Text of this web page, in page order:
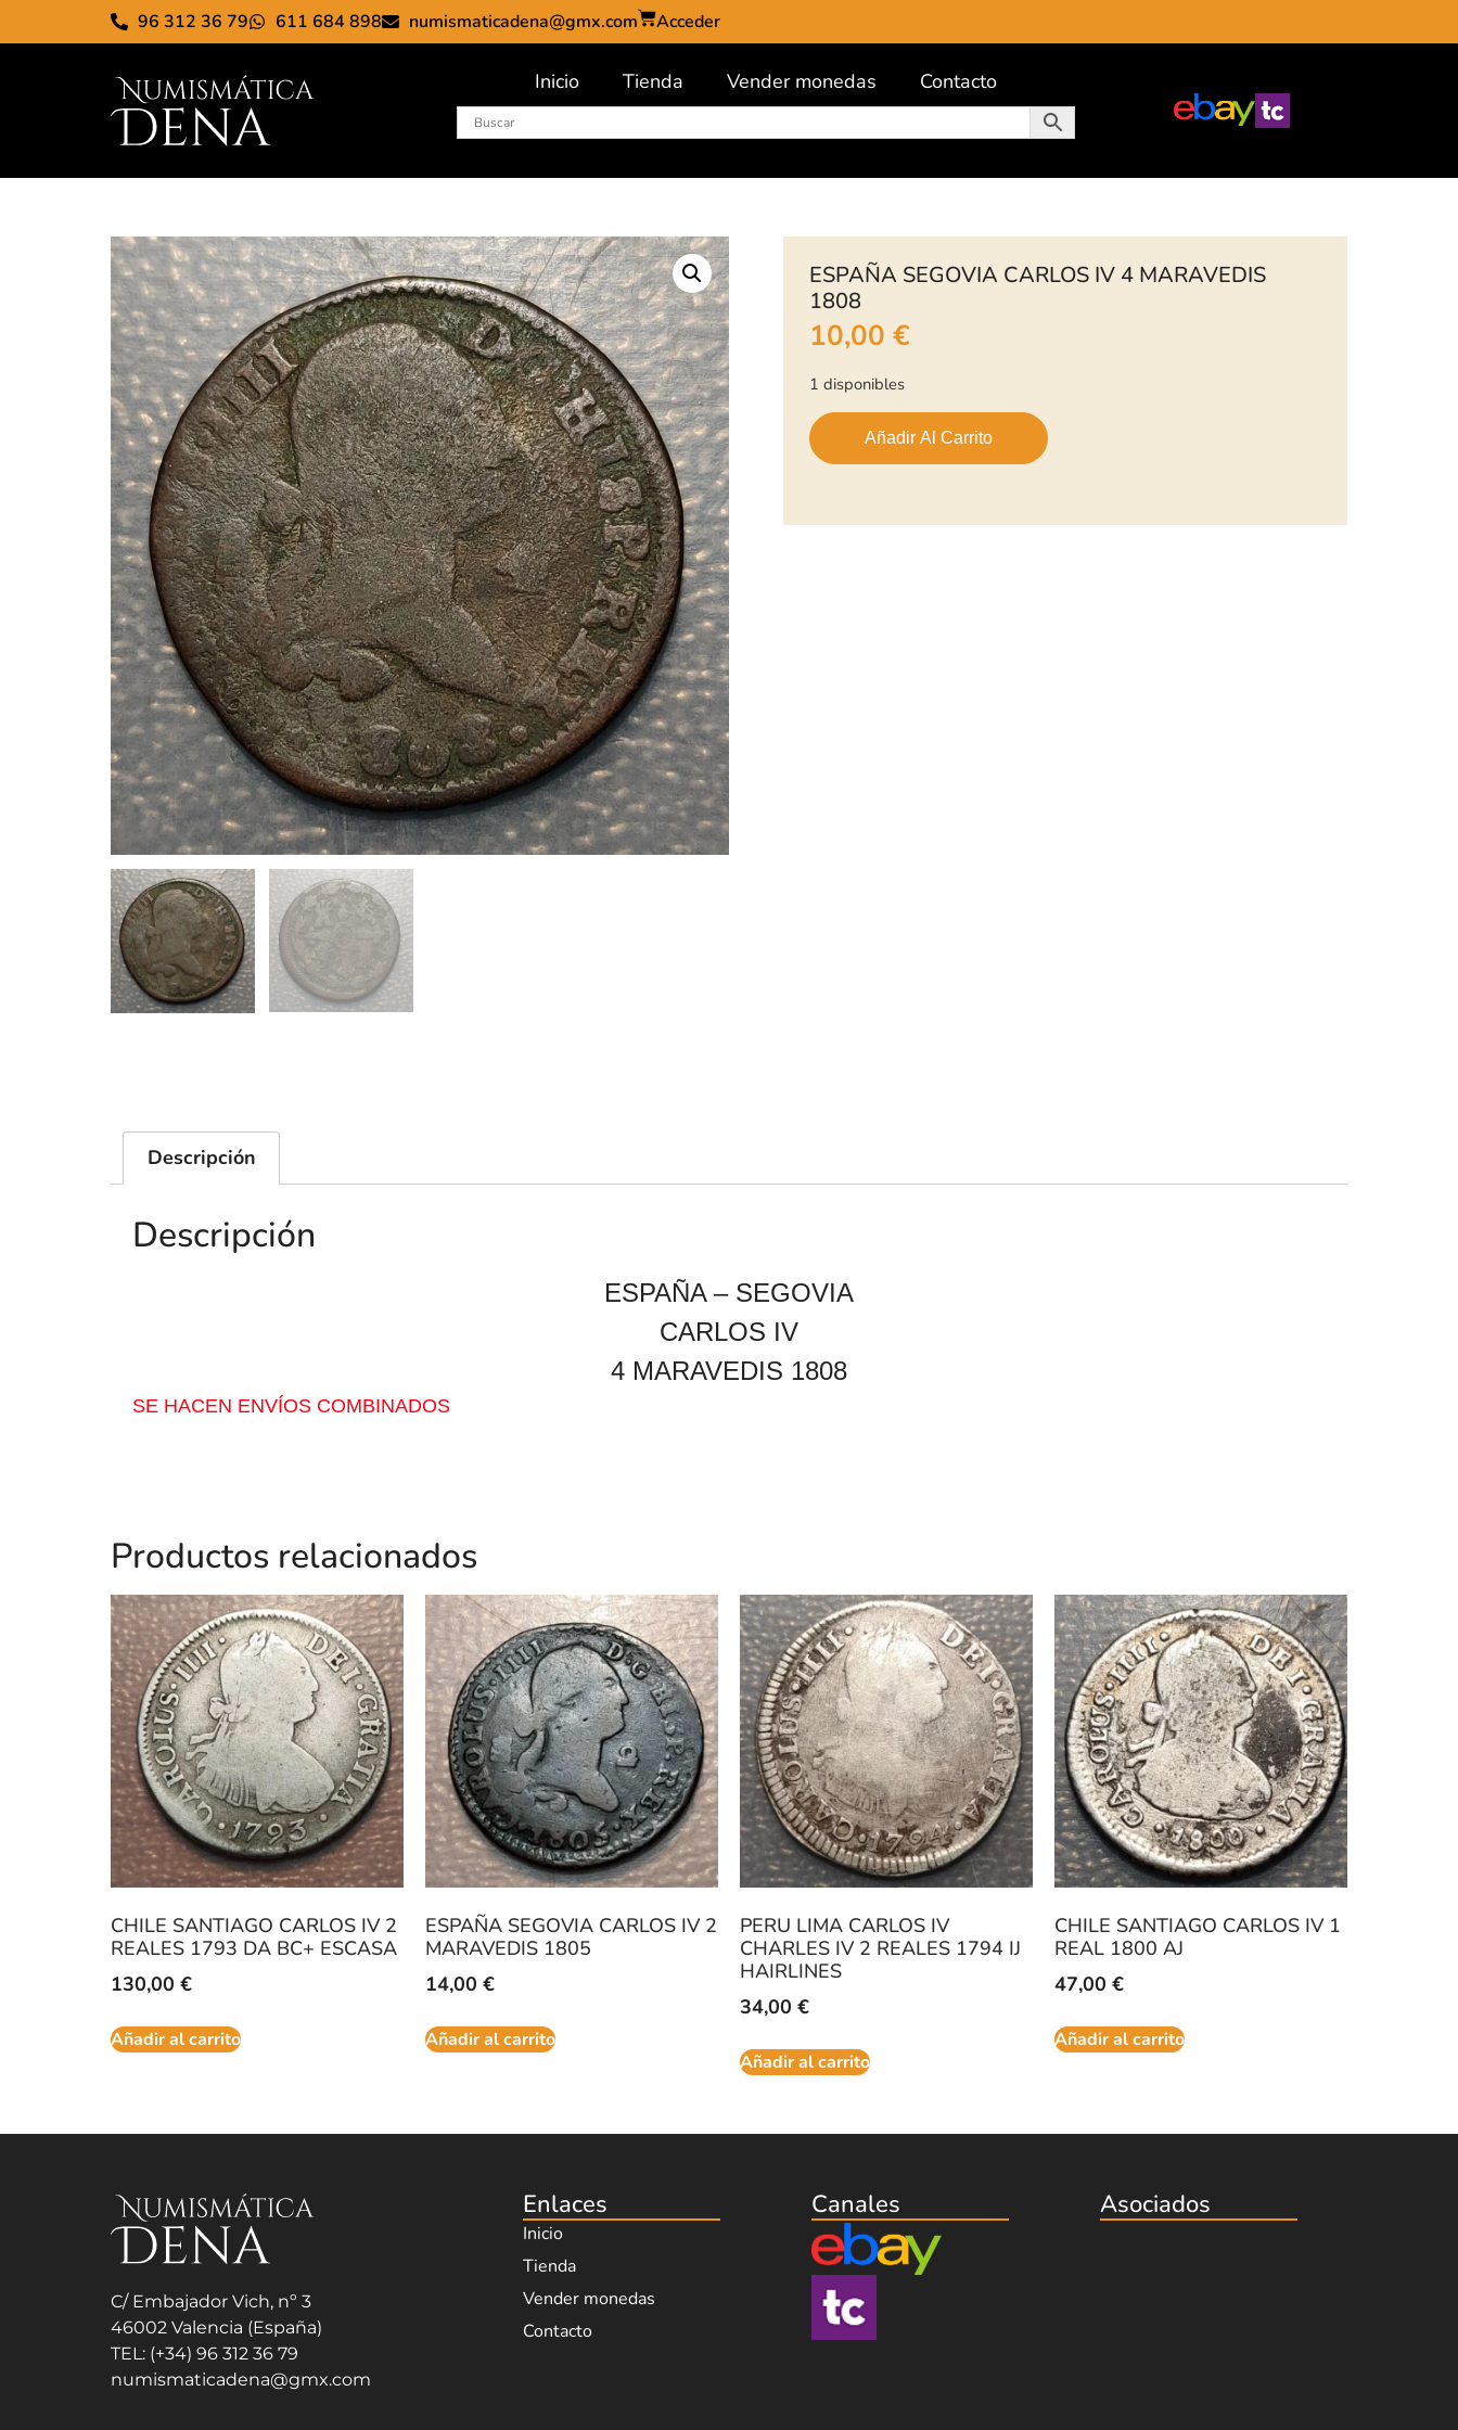
96 312 36 79 611 684 898 numismaticadena@gmx.com Acceder
Inicio Tienda Vender monedas Contacto
ESPAÑA SEGOVIA CARLOS IV 4 MARAVEDIS
1808
10,00 €
1 disponibles
Añadir Al Carrito
Descripción
Descripción
ESPAÑA – SEGOVIA
CARLOS IV
4 MARAVEDIS 1808
SE HACEN ENVÍOS COMBINADOS
Productos relacionados
CHILE SANTIAGO CARLOS IV 2
REALES 1793 DA BC+ ESCASA
130,00 €
Añadir al carrito
ESPAÑA SEGOVIA CARLOS IV 2
MARAVEDIS 1805
14,00 €
Añadir al carrito
PERU LIMA CARLOS IV
CHARLES IV 2 REALES 1794 IJ
HAIRLINES
34,00 €
Añadir al carrito
CHILE SANTIAGO CARLOS IV 1
REAL 1800 AJ
47,00 €
Añadir al carrito
C/ Embajador Vich, nº 3
46002 Valencia (España)
TEL: (+34) 96 312 36 79
numismaticadena@gmx.com
Enlaces
Inicio
Tienda
Vender monedas
Contacto
Canales Asociados